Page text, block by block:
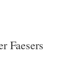
Faesers